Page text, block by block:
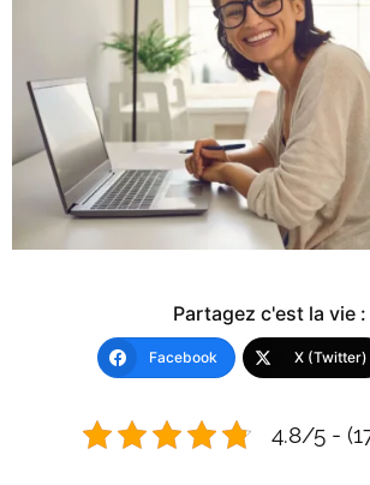
Partagez c'est la vie :
Facebook X (Twitter)
4.8/5 -